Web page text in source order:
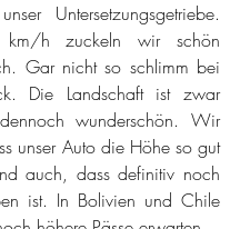
Untersetzungsgetriebe.
h zuckeln wir schön
Gar nicht so schlimm bei
Die Landschaft ist zwar
wunderschön. Wir
unser Auto die Höhe so gut
auch, dass definitiv noch
ist. In Bolivien und Chile